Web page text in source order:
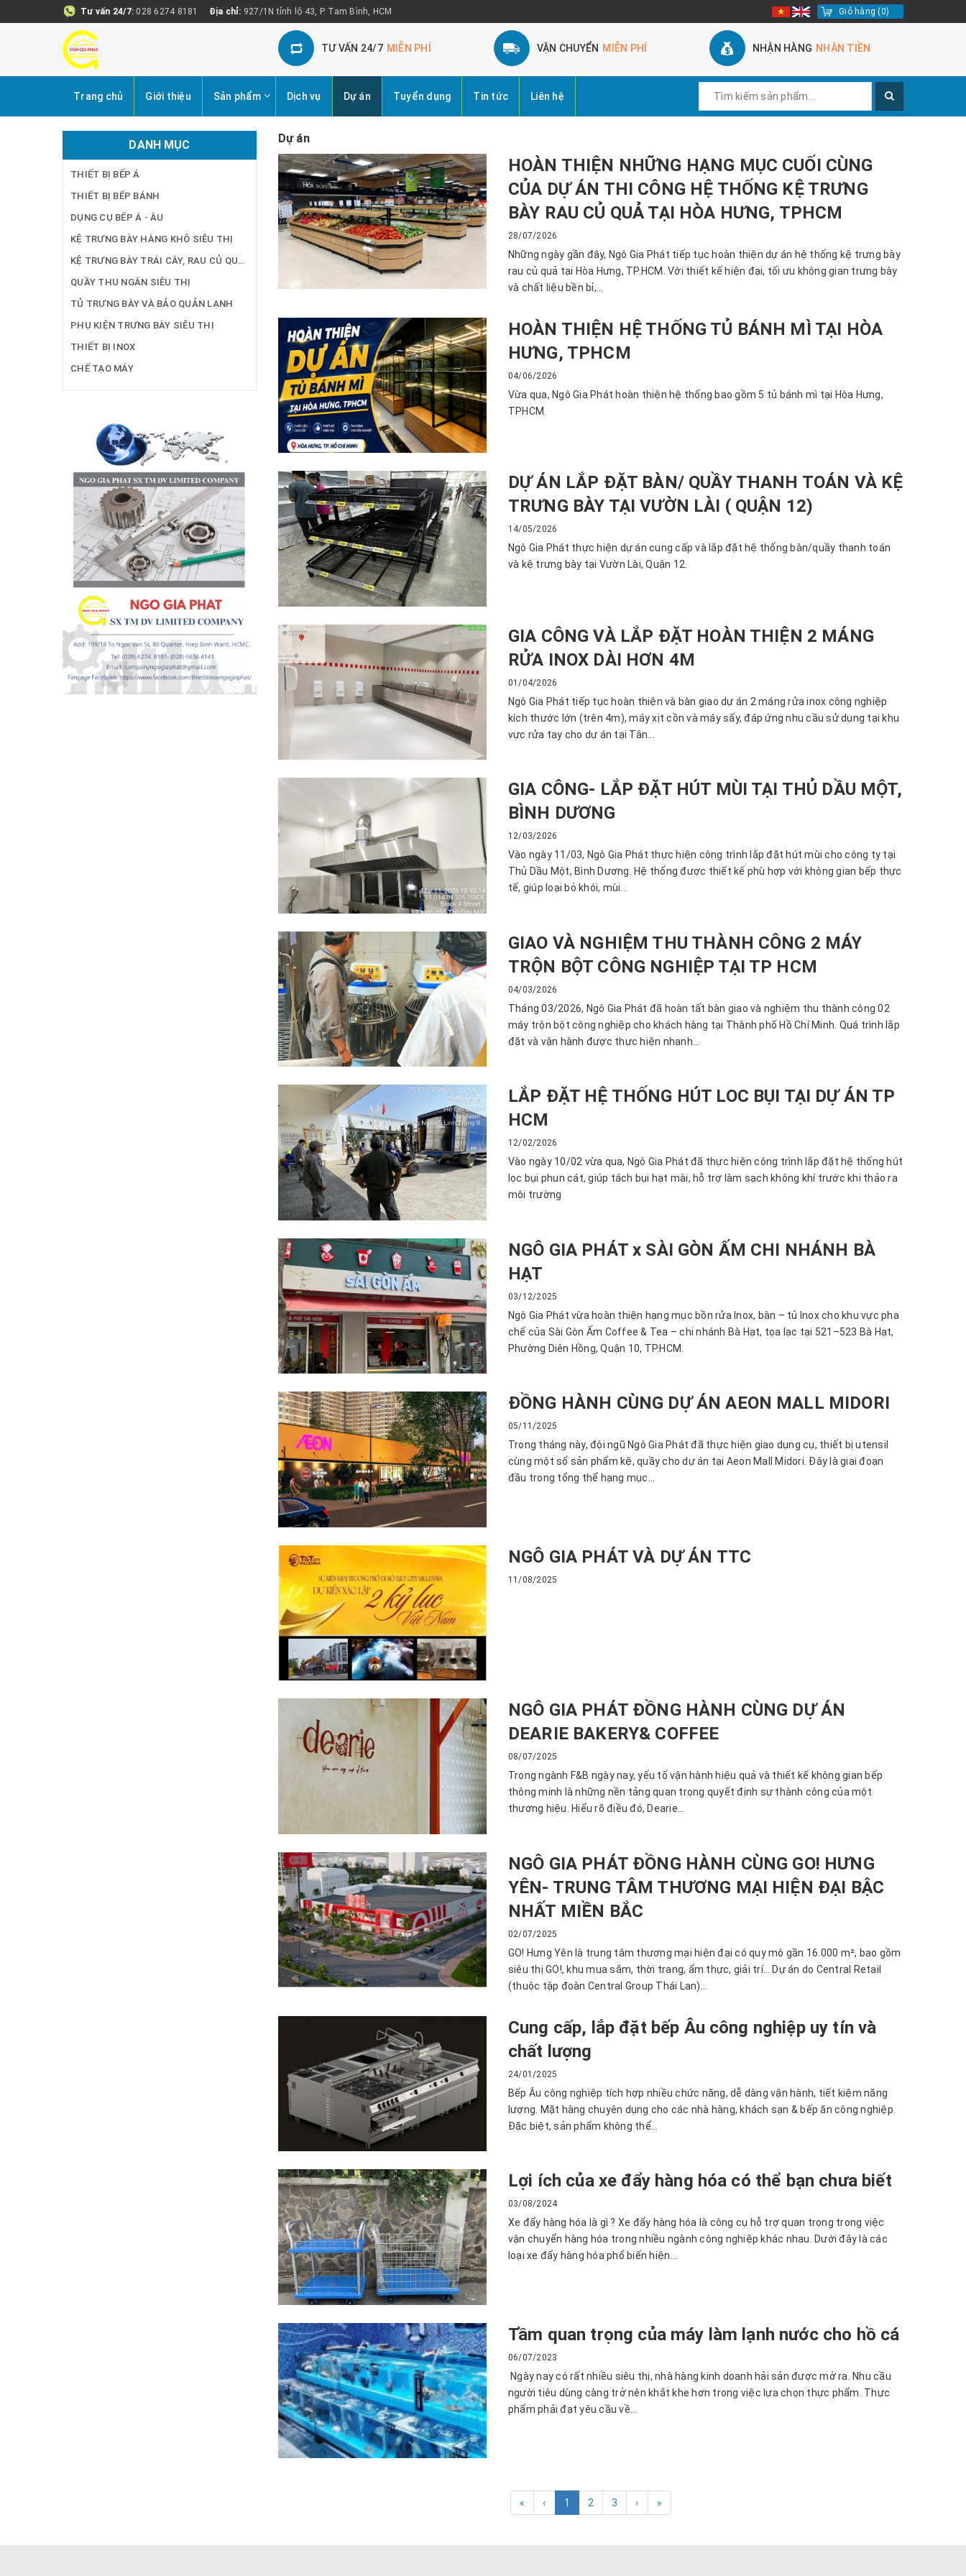
Tư vấn 24/7: 028 6274 8181 Địa chỉ: 927/1N tỉnh lộ 43, P. Tam Bình, HCM Giỏ hàng (0)
TƯ VẤN 24/7 MIỄN PHÍ VẬN CHUYỂN MIỄN PHÍ NHẬN HÀNG NHẬN TIỀN
Trang chủ Giới thiệu Sản phẩm Dịch vụ Dự án Tuyển dụng Tin tức Liên hệ
Dự án
HOÀN THIỆN NHỮNG HẠNG MỤC CUỐI CÙNG
CỦA DỰ ÁN THI CÔNG HỆ THỐNG KỆ TRƯNG
BÀY RAU CỦ QUẢ TẠI HÒA HƯNG, TPHCM
28/07/2026
Những ngày gần đây, Ngô Gia Phát tiếp tục hoàn thiện dự án hệ thống kệ trưng bày
rau củ quả tại Hòa Hưng, TP.HCM. Với thiết kế hiện đại, tối ưu không gian trưng bày
và chất liệu bền bỉ,...
HOÀN THIỆN HỆ THỐNG TỦ BÁNH MÌ TẠI HÒA
HƯNG, TPHCM
04/06/2026
Vừa qua, Ngô Gia Phát hoàn thiện hệ thống bao gồm 5 tủ bánh mì tại Hòa Hưng,
TPHCM.
DỰ ÁN LẮP ĐẶT BÀN/ QUẦY THANH TOÁN VÀ KỆ
TRƯNG BÀY TẠI VƯỜN LÀI ( QUẬN 12)
14/05/2026
Ngô Gia Phát thực hiện dự án cung cấp và lắp đặt hệ thống bàn/quầy thanh toán
và kệ trưng bày tại Vườn Lài, Quận 12.
GIA CÔNG VÀ LẮP ĐẶT HOÀN THIỆN 2 MÁNG
RỬA INOX DÀI HƠN 4M
01/04/2026
Ngô Gia Phát tiếp tục hoàn thiện và bàn giao dự án 2 máng rửa inox công nghiệp
kích thước lớn (trên 4m), máy xịt cồn và máy sấy, đáp ứng nhu cầu sử dụng tại khu
vực rửa tay cho dự án tại Tân...
GIA CÔNG- LẮP ĐẶT HÚT MÙI TẠI THỦ DẦU MỘT,
BÌNH DƯƠNG
12/03/2026
Vào ngày 11/03, Ngô Gia Phát thực hiện công trình lắp đặt hút mùi cho công ty tại
Thủ Dầu Một, Bình Dương. Hệ thống được thiết kế phù hợp với không gian bếp thực
tế, giúp loại bỏ khói, mùi...
GIAO VÀ NGHIỆM THU THÀNH CÔNG 2 MÁY
TRỘN BỘT CÔNG NGHIỆP TẠI TP HCM
04/03/2026
Tháng 03/2026, Ngô Gia Phát đã hoàn tất bàn giao và nghiệm thu thành công 02
máy trộn bột công nghiệp cho khách hàng tại Thành phố Hồ Chí Minh. Quá trình lắp
đặt và vận hành được thực hiện nhanh...
LẮP ĐẶT HỆ THỐNG HÚT LOC BỤI TẠI DỰ ÁN TP
HCM
12/02/2026
Vào ngày 10/02 vừa qua, Ngô Gia Phát đã thực hiện công trình lắp đặt hệ thống hút
lọc bụi phun cát, giúp tách bụi hạt mài, hỗ trợ làm sạch không khí trước khi thảo ra
môi trường
NGÔ GIA PHÁT x SÀI GÒN ẤM CHI NHÁNH BÀ
HẠT
03/12/2025
Ngô Gia Phát vừa hoàn thiện hạng mục bồn rửa Inox, bàn – tủ Inox cho khu vực pha
chế của Sài Gòn Ấm Coffee & Tea – chi nhánh Bà Hạt, tọa lạc tại 521–523 Bà Hạt,
Phường Diên Hồng, Quận 10, TP.HCM.
ĐỒNG HÀNH CÙNG DỰ ÁN AEON MALL MIDORI
05/11/2025
Trong tháng này, đội ngũ Ngô Gia Phát đã thực hiện giao dụng cụ, thiết bị utensil
cùng một số sản phẩm kệ, quầy cho dự án tại Aeon Mall Midori. Đây là giai đoạn
đầu trong tổng thể hạng mục...
NGÔ GIA PHÁT VÀ DỰ ÁN TTC
11/08/2025
NGÔ GIA PHÁT ĐỒNG HÀNH CÙNG DỰ ÁN
DEARIE BAKERY& COFFEE
08/07/2025
Trong ngành F&B ngày nay, yếu tố vận hành hiệu quả và thiết kế không gian bếp
thông minh là những nền tảng quan trọng quyết định sự thành công của một
thương hiệu. Hiểu rõ điều đó, Dearie...
NGÔ GIA PHÁT ĐỒNG HÀNH CÙNG GO! HƯNG
YÊN- TRUNG TÂM THƯƠNG MẠI HIỆN ĐẠI BẬC
NHẤT MIỀN BẮC
02/07/2025
GO! Hưng Yên là trung tâm thương mại hiện đại có quy mô gần 16.000 m², bao gồm
siêu thị GO!, khu mua sắm, thời trang, ẩm thực, giải trí… Dự án do Central Retail
(thuộc tập đoàn Central Group Thái Lan)...
Cung cấp, lắp đặt bếp Âu công nghiệp uy tín và
chất lượng
24/01/2025
Bếp Âu công nghiệp tích hợp nhiều chức năng, dễ dàng vận hành, tiết kiệm năng
lượng. Mặt hàng chuyên dụng cho các nhà hàng, khách sạn & bếp ăn công nghiệp.
Đặc biệt, sản phẩm không thể...
Lợi ích của xe đẩy hàng hóa có thể bạn chưa biết
03/08/2024
Xe đẩy hàng hóa là gì ? Xe đẩy hàng hóa là công cụ hỗ trợ quan trọng trong việc
vận chuyển hàng hóa trong nhiều ngành công nghiệp khác nhau. Dưới đây là các
loại xe đẩy hàng hóa phổ biến hiện...
Tầm quan trọng của máy làm lạnh nước cho hồ cá
06/07/2023
Ngày nay có rất nhiều siêu thị, nhà hàng kinh doanh hải sản được mở ra. Nhu cầu
người tiêu dùng càng trở nên khắt khe hơn trong việc lựa chọn thực phẩm. Thực
phẩm phải đạt yêu cầu về...
« ‹ 1 2 3 › »
DANH MỤC
THIẾT BỊ BẾP Á
THIẾT BỊ BẾP BÁNH
DỤNG CỤ BẾP Á - ÂU
KỆ TRƯNG BÀY HÀNG KHÔ SIÊU THỊ
QUẦY THU NGÂN SIÊU THỊ
TỦ TRƯNG BÀY VÀ BẢO QUẢN LẠNH
PHỤ KIỆN TRƯNG BÀY SIÊU THỊ
THIẾT BỊ INOX
CHẾ TẠO MÁY